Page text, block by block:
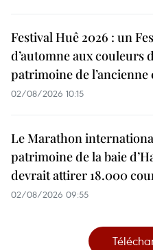
Festival Huê 2026 : un
d’automne aux couleurs
patrimoine de l’ancienne
02/08/2026 10:15
Le Marathon
patrimoine de la baie
devrait attirer 18.000
02/08/2026 09:55